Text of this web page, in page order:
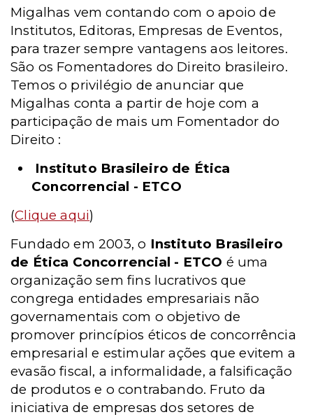
Migalhas vem contando com o apoio de
Institutos, Editoras, Empresas de Eventos,
para trazer sempre vantagens aos leitores.
São os Fomentadores do Direito brasileiro.
Temos o privilégio de anunciar que
Migalhas conta a partir de hoje com a
participação de mais um Fomentador do
Direito :
Instituto Brasileiro de Ética
Concorrencial - ETCO
(Clique aqui)
Fundado em 2003, o Instituto Brasileiro
de Ética Concorrencial - ETCO é uma
organização sem fins lucrativos que
congrega entidades empresariais não
governamentais com o objetivo de
promover princípios éticos de concorrência
empresarial e estimular ações que evitem a
evasão fiscal, a informalidade, a falsificação
de produtos e o contrabando. Fruto da
iniciativa de empresas dos setores de